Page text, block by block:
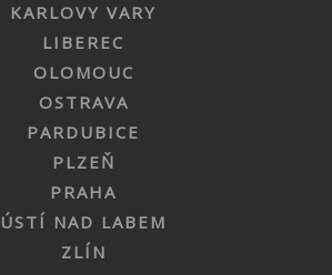
KARLOVY VARY
LIBEREC
OLOMOUC
OSTRAVA
PARDUBICE
PLZEŇ
PRAHA
ÚSTÍ NAD LABEM
ZLÍN